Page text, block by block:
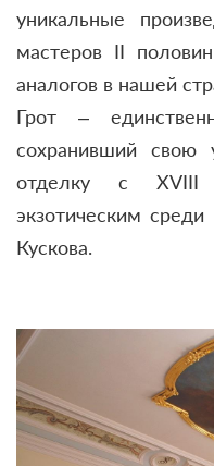
уникальные
мастеров II
аналогов в нашей
Грот –
сохранивший свою
отделку с XVIII
экзотическим
Кускова.